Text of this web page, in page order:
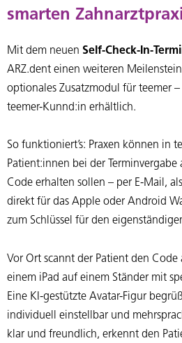
smarten
Mit dem neuen Self-Check-In-
ARZ.dent einen weiteren
optionales Zusatzmodul für teemer
teemer-Kunnd:in erhältlich.
So funktioniert’s: Praxen können in
Patient:innen bei der Terminvergabe
Code erhalten sollen – per E-Mail,
direkt für das Apple oder Android
zum Schlüssel für den
Vor Ort scannt der Patient den
einem iPad auf einem Ständer mit
Eine KI-gestützte Avatar-Figur
individuell einstellbar und
klar und freundlich, erkennt den